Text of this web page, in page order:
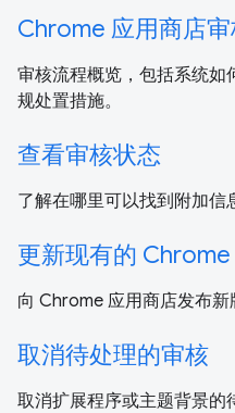
Chrome 应用商店
审核流程概览，包括系统如
规处置措施。
查看审核状态
了解在哪里可以找到附加信
更新现有的
向 Chrome 应用商店发布新
取消待处理的审核
取消扩展程序或主题背景的